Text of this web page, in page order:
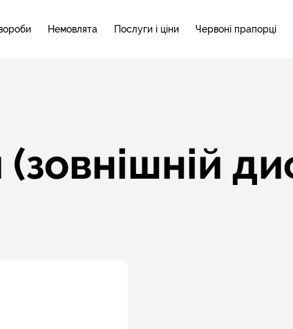
Немовлята Послуги і ціни Червоні прапорці